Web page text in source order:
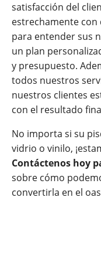
satisfacción del
estrechamente con
para entender sus
un plan
y presupuesto.
todos nuestros
nuestros clientes
con el resultado
No importa si su
vidrio o vinilo,
Contáctenos hoy
sobre cómo
convertirla en el